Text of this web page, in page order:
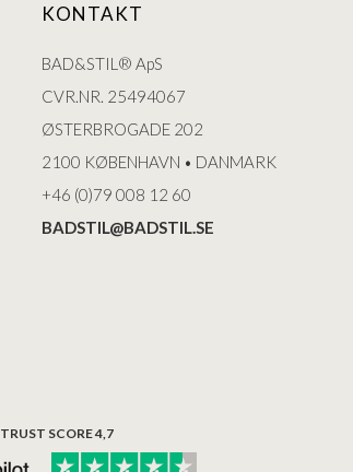
KONTAKT
BAD&STIL® ApS
CVR.NR. 25494067
ØSTERBROGADE 202
2100 KØBENHAVN • DANMARK
+46 (0)79 008 12 60
BADSTIL@BADSTIL.SE
TRUST SCORE 4,7